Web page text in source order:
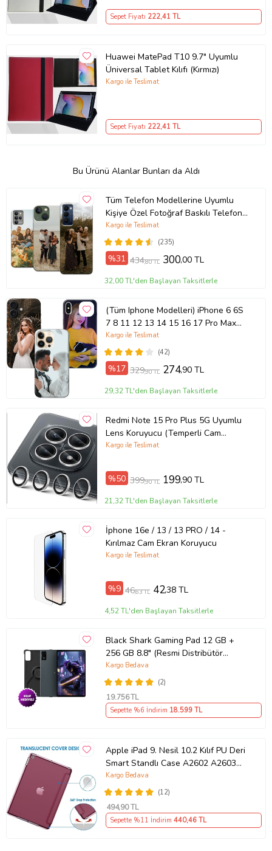
Sepet Fiyatı 222,41 TL
Huawei MatePad T10 9.7" Uyumlu
Üniversal Tablet Kılıfı (Kırmızı)
Kargo ile Teslimat
Sepet Fiyatı 222,41 TL
Bu Ürünü Alanlar Bunları da Aldı
Tüm Telefon Modellerine Uyumlu
Kişiye Özel Fotoğraf Baskılı Telefon
Kılıfı
(235)
Kargo ile Teslimat
%31 434,80 TL 300,00 TL
32,00 TL'den Başlayan Taksitlerle
(Tüm Iphone Modelleri) iPhone 6 6S
7 8 11 12 13 14 15 16 17 Pro Max
Plus Mini Kişiye Özel Resimli
Fotoğraflı Kılıf(42)
Kargo ile Teslimat
%17 329,90 TL 274,90 TL
29,32 TL'den Başlayan Taksitlerle
Redmi Note 15 Pro Plus 5G Uyumlu
Lens Koruyucu (Temperli Cam
Kamera Koruyucu)
Kargo ile Teslimat
%50 399,90 TL 199,90 TL
21,32 TL'den Başlayan Taksitlerle
İphone 16e / 13 / 13 PRO / 14 -
Kırılmaz Cam Ekran Koruyucu
Kargo ile Teslimat
%9 46,63 TL 42,38 TL
4,52 TL'den Başlayan Taksitlerle
Black Shark Gaming Pad 12 GB +
256 GB 8.8" (Resmi Distribütör
Garantili) (Siyah)
(2)
Kargo Bedava
19.756TL
Sepette %6 İndirim 18.599TL
Apple iPad 9. Nesil 10.2 Kılıf PU Deri
Smart Standlı Case A2602 A2603
A2604 A260 (27)
(12)
Kargo Bedava
494,90 TL
Sepette %11 İndirim 440,46 TL